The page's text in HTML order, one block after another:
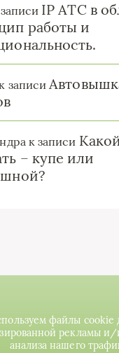
IP ATC в
работы и
записи
к записи
– купе или
файлы cookie
рекламы и/
анализа нашего